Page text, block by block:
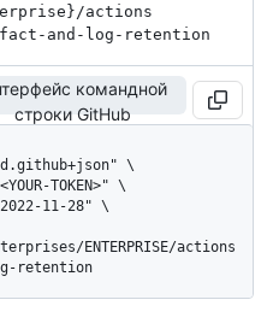
/actions
and-log-retention
командной
строки GitHub
ENTERPRISE/actions
retention